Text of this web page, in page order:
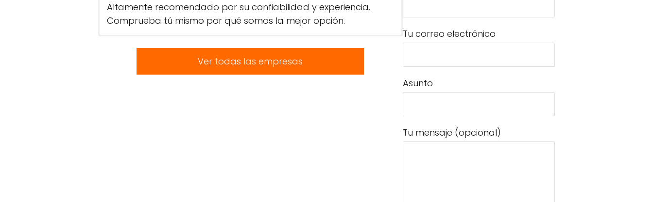
Altamente recomendado por su confiabilidad y experiencia.
Comprueba tú mismo por qué somos la mejor opción.
Ver todas las empresas
Tu correo electrónico
Asunto
Tu mensaje (opcional)